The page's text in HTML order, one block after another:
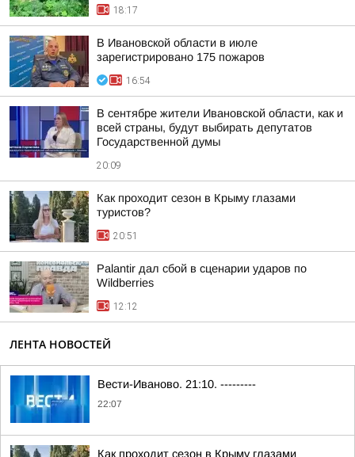
18:17
В Ивановской области в июле
зарегистрировано 175 пожаров
16:54
В сентябре жители Ивановской области, как и
всей страны, будут выбирать депутатов
Государственной думы
20:09
Как проходит сезон в Крыму глазами
туристов?
20:51
Palantir дал сбой в сценарии ударов по
Wildberries
12:12
ЛЕНТА НОВОСТЕЙ
Вести-Иваново. 21:10. ---------
22:07
Как проходит сезон в Крыму глазами